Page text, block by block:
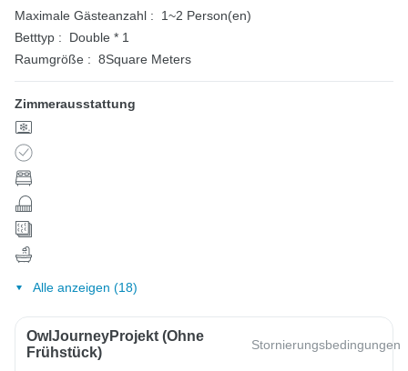
Maximale Gästeanzahl :
1~2 Person(en)
Betttyp :
Double * 1
Raumgröße : 8Square Meters
Zimmerausstattung
Alle anzeigen (18)
OwlJourneyProjekt (ohne
Frühstück)
Stornierungsbedingungen